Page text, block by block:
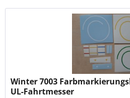
Winter 7003
UL-Fahrtmesser